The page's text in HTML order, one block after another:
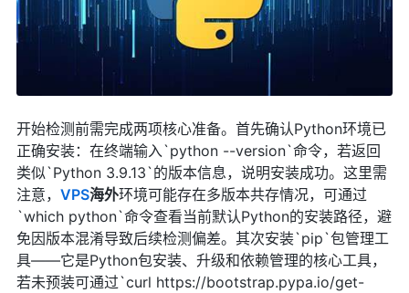
开始检测前需完成两项核心准备。首先确认Python环境已
正确安装：在终端输入`python --version`命令，若返回
类似`Python 3.9.13`的版本信息，说明安装成功。这里需
注意， VPS海外环境可能存在多版本共存情况，可通过
`which python`命令查看当前默认Python的安装路径，避
免因版本混淆导致后续检测偏差。其次安装`pip`包管理工
具——它是Python包安装、升级和依赖管理的核心工具，
若未预装可通过`curl https://bootstrap.pypa.io/get-